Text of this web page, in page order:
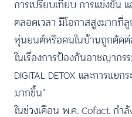
การเปรียบเทียบ การแข่งขัน
ตลอดเวลา มีโอกาสสูงมากที่
หุ่นยนต์หรือคนในบ้านถูกตัดต่
ในเรื่องการป้องกันอาชญากร
DIGITAL DETOX และการแย
มากขึ้น”
ในช่วงเดือน พ.ค. Cofact ก